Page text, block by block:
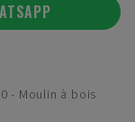
- Moulin à bois